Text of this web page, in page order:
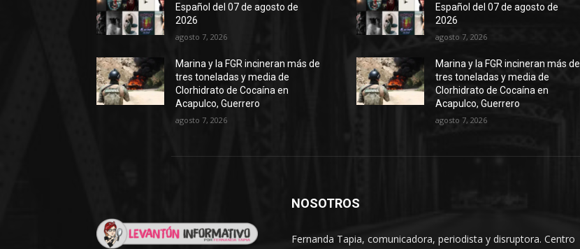
Español del 07 de agosto de
2026
agosto 7, 2026
Marina y la FGR incineran más de
tres toneladas y media de
Clorhidrato de Cocaína en
Acapulco, Guerrero
agosto 7, 2026
Español del 07 de agosto de
2026
agosto 7, 2026
Marina y la FGR incineran más de
tres toneladas y media de
Clorhidrato de Cocaína en
Acapulco, Guerrero
agosto 7, 2026
NOSOTROS
Fernanda Tapia, comunicadora, periodista y disruptora. Centro